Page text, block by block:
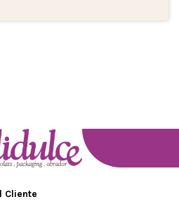
Cliente